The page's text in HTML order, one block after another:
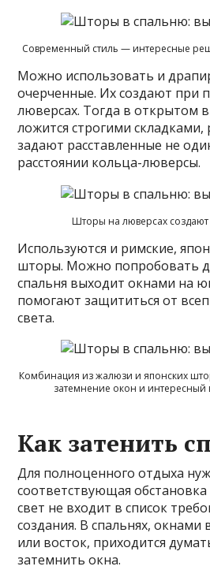
Современный стиль — интересные
Можно использовать и
очерченные. Их создают при
люверсах. Тогда в открытом
ложится строгими
задают расставленные не
расстоянии кольца-люверсы.
Шторы на люверсах создают
Используются и римские,
шторы. Можно попробовать
спальня выходит окнами на
помогают защититься от
света.
Комбинация из жалюзи и японских
затемнение окон и интересный
Как затенить
Для полноценного отдыха
соответствующая
свет не входит в список
создания. В спальнях,
или восток, приходится
затемнить окна.